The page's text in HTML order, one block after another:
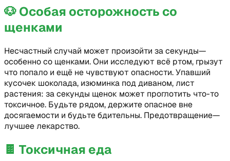
🐶Особая осторожность со
щенками
Несчастный случай может произойти за секунды—
особенно со щенками. Они исследуют всё ртом, грызут
что попало и ещё не чувствуют опасности. Упавший
кусочек шоколада, изюминка под диваном, лист
растения: за секунды щенок может проглотить что-то
токсичное. Будьте рядом, держите опасное вне
досягаемости и будьте бдительны. Предотвращение—
лучшее лекарство.
🍫 Токсичная еда